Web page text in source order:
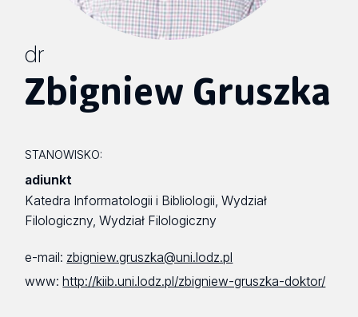
dr
Zbigniew Gruszka
STANOWISKO:
adiunkt
Katedra Informatologii i Bibliologii, Wydział
Filologiczny, Wydział Filologiczny
e-mail: zbigniew.gruszka@uni.lodz.pl
www:http://kiib.uni.lodz.pl/zbigniew-gruszka-doktor/